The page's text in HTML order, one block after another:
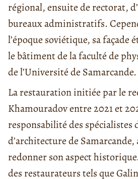
régional, ensuite de rectorat,
bureaux administratifs.
l’époque soviétique, sa façade
le bâtiment de la faculté de
de l’Université de Samarcande.
La restauration initiée par le
Khamouradov entre 2021 et
responsabilité des spécialistes
d’architecture de
redonner son aspect
des restaurateurs tels que